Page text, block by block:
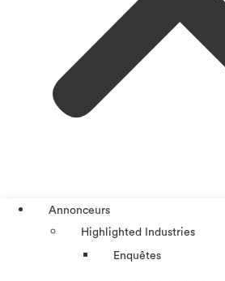
Annonceurs
Highlighted Industries
Enquêtes